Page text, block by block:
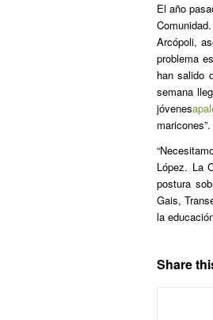
El año
Arcópoli,
problema
han salido
semana
jóvenes
maricones”.
López. La
postura
Gais,
la
Share